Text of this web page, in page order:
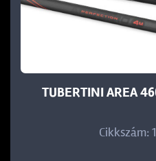
TUBERTINI AREA
Cikkszám: